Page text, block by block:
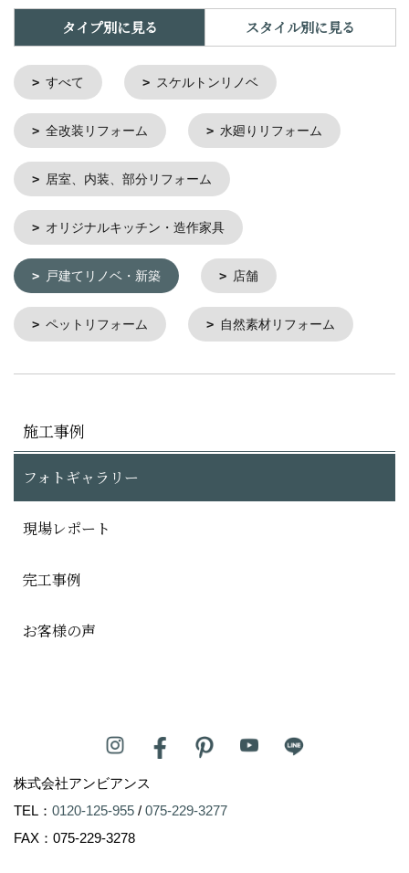
タイプ別に見る スタイル別に見る
すべて スケルトンリノベ
全改装リフォーム 水廻りリフォーム
居室、内装、部分リフォーム
オリジナルキッチン・造作家具
戸建てリノベ・新築 店舗
ペットリフォーム 自然素材リフォーム
施工事例
フォトギャラリー
現場レポート
完工事例
お客様の声
株式会社アンビアンス
TEL： 0120-125-955 / 075-229-3277
FAX：075-229-3278